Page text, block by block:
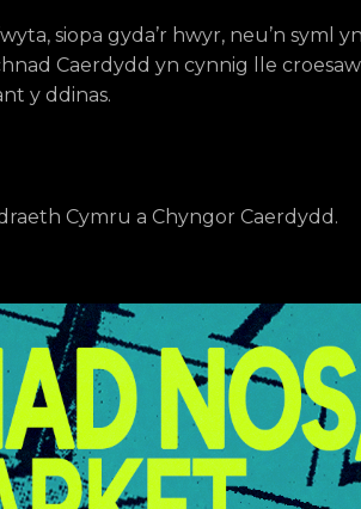
siopa gyda’r hwyr, neu’n syml yn
Caerdydd yn cynnig lle
y ddinas.
Cymru a Chyngor Caerdydd.